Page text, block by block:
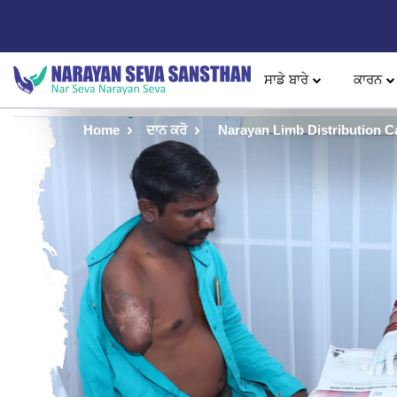
ਸਾਡੇ ਬਾਰੇ ਕਾਰਨ
Home ਦਾਨ ਕਰੋ Narayan Limb Distribution